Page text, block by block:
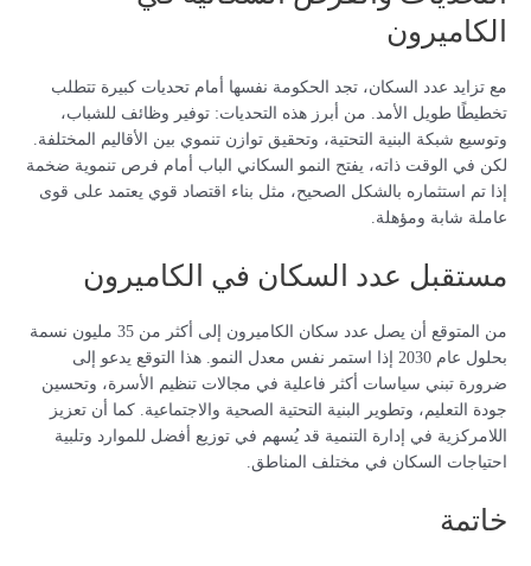
الكاميرون
مع تزايد عدد السكان، تجد الحكومة نفسها أمام تحديات كبيرة تتطلب
تخطيطًا طويل الأمد. من أبرز هذه التحديات: توفير وظائف للشباب،
وتوسيع شبكة البنية التحتية، وتحقيق توازن تنموي بين الأقاليم المختلفة.
لكن في الوقت ذاته، يفتح النمو السكاني الباب أمام فرص تنموية ضخمة
إذا تم استثماره بالشكل الصحيح، مثل بناء اقتصاد قوي يعتمد على قوى
عاملة شابة ومؤهلة.
مستقبل عدد السكان في الكاميرون
من المتوقع أن يصل عدد سكان الكاميرون إلى أكثر من 35 مليون نسمة
بحلول عام 2030 إذا استمر نفس معدل النمو. هذا التوقع يدعو إلى
ضرورة تبني سياسات أكثر فاعلية في مجالات تنظيم الأسرة، وتحسين
جودة التعليم، وتطوير البنية التحتية الصحية والاجتماعية. كما أن تعزيز
اللامركزية في إدارة التنمية قد يُسهم في توزيع أفضل للموارد وتلبية
احتياجات السكان في مختلف المناطق.
خاتمة